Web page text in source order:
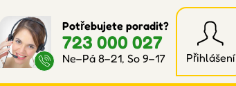
Potřebujete poradit?
723 000 027
Ne–Pá 8–21, So 9–17 Přihlášení